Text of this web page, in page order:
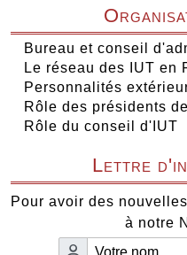
Bureau et conseil
Le réseau des IUT en
Personnalités
Rôle des présidents
Rôle du conseil d'IUT
Lettre
Pour avoir des
à notre